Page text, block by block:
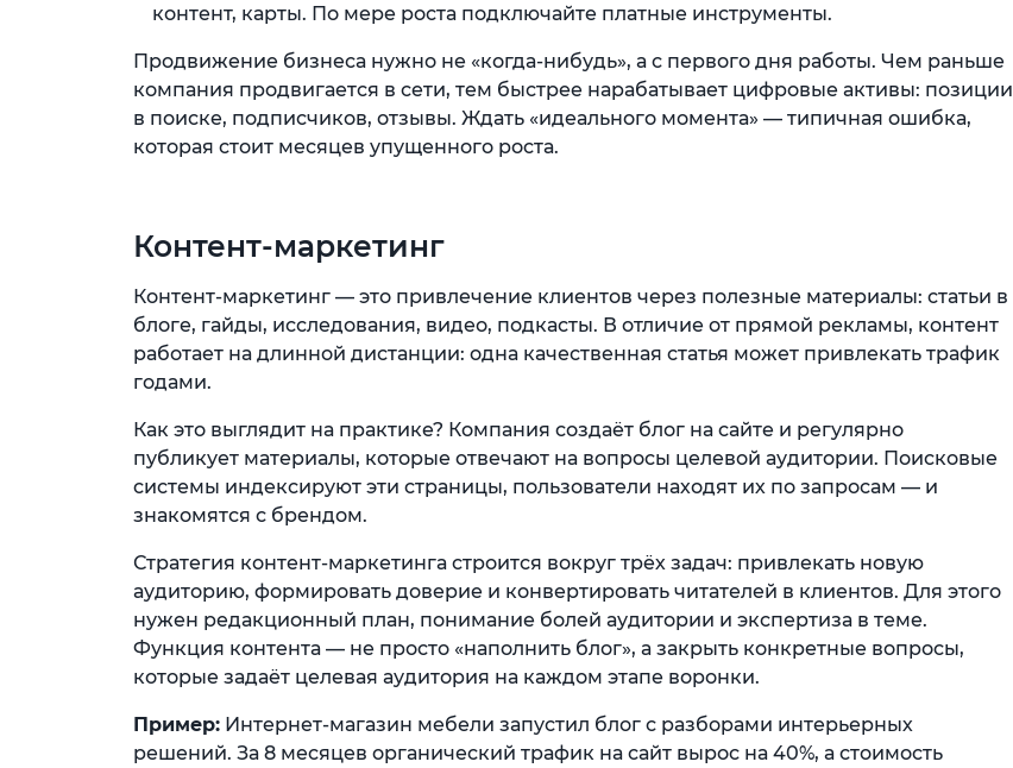
контент, карты. По мере роста подключайте платные инструменты.
Продвижение бизнеса нужно не «когда-нибудь», а с первого дня работы. Чем раньше
компания продвигается в сети, тем быстрее нарабатывает цифровые активы: позиции
в поиске, подписчиков, отзывы. Ждать «идеального момента» — типичная ошибка,
которая стоит месяцев упущенного роста.
Контент-маркетинг
Контент-маркетинг — это привлечение клиентов через полезные материалы: статьи в
блоге, гайды, исследования, видео, подкасты. В отличие от прямой рекламы, контент
работает на длинной дистанции: одна качественная статья может привлекать трафик
годами.
Как это выглядит на практике? Компания создаёт блог на сайте и регулярно
публикует материалы, которые отвечают на вопросы целевой аудитории. Поисковые
системы индексируют эти страницы, пользователи находят их по запросам — и
знакомятся с брендом.
Стратегия контент-маркетинга строится вокруг трёх задач: привлекать новую
аудиторию, формировать доверие и конвертировать читателей в клиентов. Для этого
нужен редакционный план, понимание болей аудитории и экспертиза в теме.
Функция контента — не просто «наполнить блог», а закрыть конкретные вопросы,
которые задаёт целевая аудитория на каждом этапе воронки.
Пример: Интернет-магазин мебели запустил блог с разборами интерьерных
решений. За 8 месяцев органический трафик на сайт вырос на 40%, а стоимость